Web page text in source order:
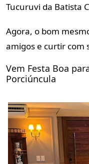
Tucuruvi da Batista
Agora, o bom
amigos e curtir com
Vem Festa Boa
Porciúncula